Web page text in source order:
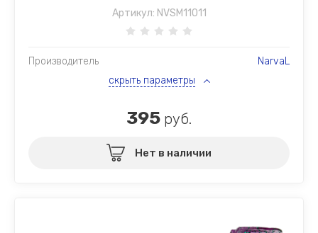
Артикул: NVSM11011
Производитель
NarvaL
скрыть параметры
395 руб.
Нет в наличии